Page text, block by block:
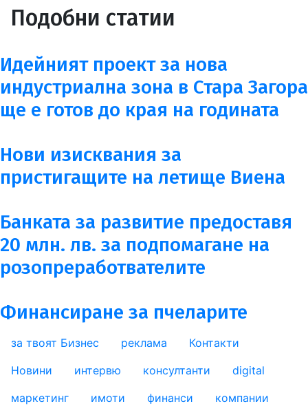
Подобни статии
Идейният проект за нова
индустриална зона в Стара Загора
ще е готов до края на годината
Нови изисквания за
пристигащите на летище Виена
Банката за развитие предоставя
20 млн. лв. за подпомагане на
розопреработвателите
Финансиране за пчеларите
за твоят Бизнес реклама Контакти
footer_statii
Новини интервю консултанти
digital
маркетинг
имоти финанси компании